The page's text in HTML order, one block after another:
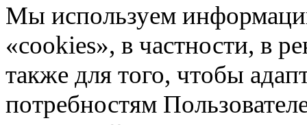
Мы используем
«cookies», в частности, в
также для того, чтобы
потребностям